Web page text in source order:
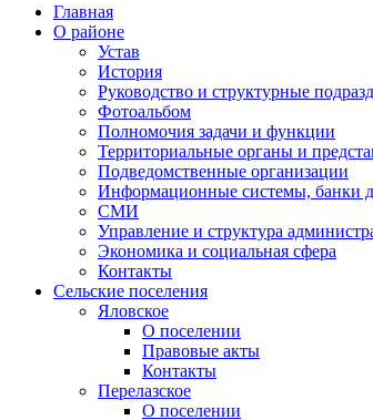
Главная
О районе
Устав
История
Руководство и структурные
Фотоальбом
Полномочия задачи и функции
Территориальные органы и
Подведомственные организации
Информационные системы, банки
СМИ
Управление и структура
Экономика и социальная сфера
Контакты
Сельские поселения
Яловское
О поселении
Правовые акты
Контакты
Перелазское
О поселении